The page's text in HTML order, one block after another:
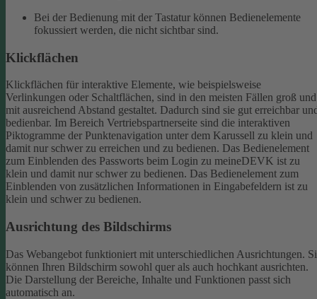
Bei der Bedienung mit der Tastatur können Bedienelemente
fokussiert werden, die nicht sichtbar sind.
Klickflächen
Klickflächen für interaktive Elemente, wie beispielsweise
Verlinkungen oder Schaltflächen, sind in den meisten Fällen groß und
mit ausreichend Abstand gestaltet. Dadurch sind sie gut erreichbar
bedienbar. Im Bereich Vertriebspartnerseite sind die interaktiven
Piktogramme der Punktenavigation unter dem Karussell zu klein und
damit nur schwer zu erreichen und zu bedienen. Das Bedienelement
zum Einblenden des Passworts beim Login zu meineDEVK ist zu
klein und damit nur schwer zu bedienen. Das Bedienelement zum
Einblenden von zusätzlichen Informationen in Eingabefeldern ist zu
klein und schwer zu bedienen.
Ausrichtung des Bildschirms
Das Webangebot funktioniert mit unterschiedlichen Ausrichtungen.
können Ihren Bildschirm sowohl quer als auch hochkant ausrichten.
Die Darstellung der Bereiche, Inhalte und Funktionen passt sich
automatisch an.